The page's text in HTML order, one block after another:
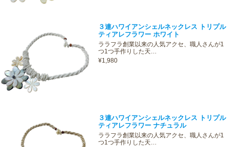
３連ハワイアンシェルネックレス トリプル
ティアレフラワー ホワイト
ララフラ創業以来の人気アクセ、職人さんが1
つ1つ手作りした天…
¥1,980
３連ハワイアンシェルネックレス トリプル
ティアレフラワー ナチュラル
ララフラ創業以来の人気アクセ、職人さんが1
つ1つ手作りした天…